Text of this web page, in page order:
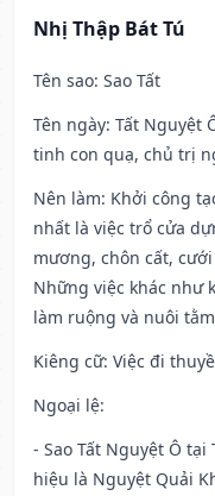
Nhị Thập Bát Tú
Tên sao: Sao Tất
Tên ngày: Tất Nguyệt
tinh con quạ, chủ trị
Nên làm: Khởi công
nhất là việc trổ cửa
mương, chôn cất,
Những việc khác như
làm ruộng và nuôi
Kiêng cữ: Việc đi
Ngoại lệ:
- Sao Tất Nguyệt Ô tại
hiệu là Nguyệt Quải